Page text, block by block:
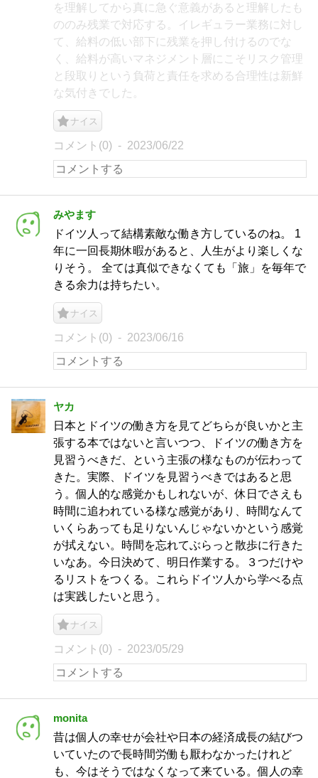
を理解してから真に急ぐ意義があると理解したも
ののみ残業で対応する。イレギュラー業務に対し
て、給料の低い部下に残業を押し付けるのでな
く、給料が高いマネジメント層にこそリスク管理
と段取りという負荷と責任を求める合理性は新鮮
な気付きでした。
ナイス
コメント(0) 2023/06/22
みやます
ドイツ人って結構素敵な働き方しているのね。 1
年に一回長期休暇があると、人生がより楽しくな
りそう。 全ては真似できなくても「旅」を毎年で
きる余力は持ちたい。
ナイス
コメント(0) 2023/06/16
ヤカ
日本とドイツの働き方を見てどちらが良いかと主
張する本ではないと言いつつ、ドイツの働き方を
見習うべきだ、という主張の様なものが伝わって
きた。実際、ドイツを見習うべきではあると思
う。個人的な感覚かもしれないが、休日でさえも
時間に追われている様な感覚があり、時間なんて
いくらあっても足りないんじゃないかという感覚
が拭えない。時間を忘れてぶらっと散歩に行きた
いなあ。今日決めて、明日作業する。３つだけや
るリストをつくる。これらドイツ人から学べる点
は実践したいと思う。
ナイス
コメント(0) 2023/05/29
monita
昔は個人の幸せが会社や日本の経済成長の結びつ
いていたので長時間労働も厭わなかったけれど
も、今はそうではなくなって来ている。個人の幸